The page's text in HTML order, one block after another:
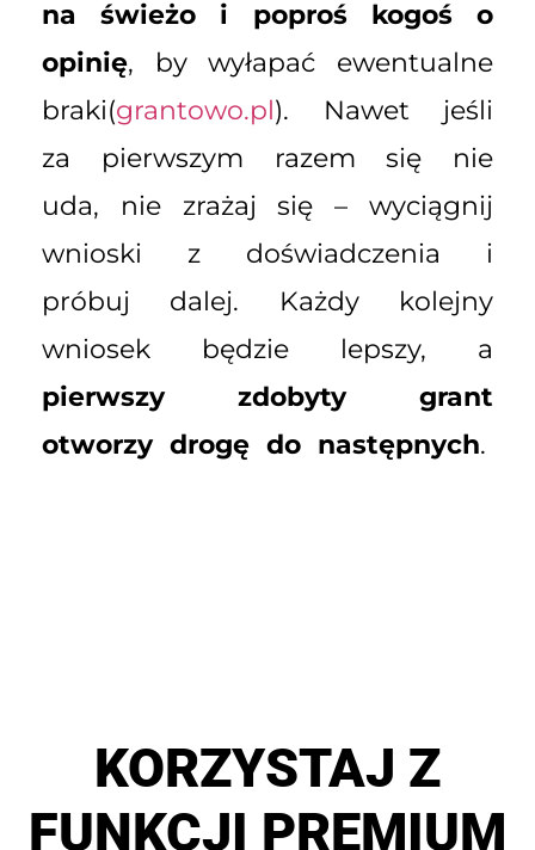
na świeżo i poproś kogoś o
opinię, by wyłapać ewentualne
braki(grantowo.pl). Nawet jeśli
za pierwszym razem się nie
uda, nie zrażaj się – wyciągnij
wnioski z doświadczenia i
próbuj dalej. Każdy kolejny
wniosek będzie lepszy, a
pierwszy zdobyty grant
otworzy drogę do następnych.
KORZYSTAJ Z
FUNKCJI PREMIUM